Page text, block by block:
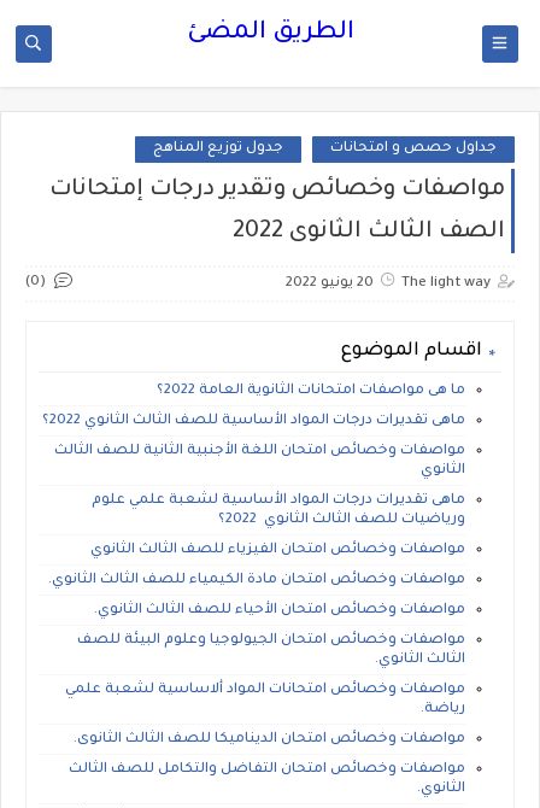
الطريق المضئ
جداول حصص و امتحانات جدول توزيع المناهج
مواصفات وخصائص وتقدير درجات إمتحانات
الصف الثالث الثانوى 2022
The light way 20 يونيو 2022 (0)
اقسام الموضوع
ما هى مواصفات امتحانات الثانوية العامة 2022؟
ماهى تقديرات درجات المواد الأساسية للصف الثالث الثانوي 2022؟
مواصفات وخصائص امتحان اللغة الأجنبية الثانية للصف الثالث
الثانوي
ماهى تقديرات درجات المواد الأساسية لشعبة علمي علوم
ورياضيات للصف الثالث الثانوي 2022؟
مواصفات وخصائص امتحان الفيزياء للصف الثالث الثانوي
مواصفات وخصائص امتحان مادة الكيمياء للصف الثالث الثانوي.
مواصفات وخصائص امتحان الأحياء للصف الثالث الثانوي.
مواصفات وخصائص امتحان الجيولوجيا وعلوم البيئة للصف
الثالث الثانوي.
مواصفات وخصائص امتحانات المواد ألاساسية لشعبة علمي
رياضة.
مواصفات وخصائص امتحان الديناميكا للصف الثالث الثانوى.
مواصفات وخصائص امتحان التفاضل والتكامل للصف الثالث
الثانوي.